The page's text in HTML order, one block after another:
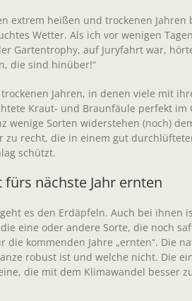
extrem heißen und trockenen
Wetter. Als ich vor wenigen
Gartentrophy, auf Juryfahrt war,
die sind hinüber!“
Jahren, in denen viele mit
Kraut- und Braunfäule perfekt
wenige Sorten widerstehen (noch)
zu recht, die in einem gut
schützt.
fürs nächste Jahr ernten
es den Erdäpfeln. Auch bei ihnen
eine oder andere Sorte, die noch
die kommenden Jahre „ernten“. Die
robust ist und welche nicht. Die
die mit dem Klimawandel besser